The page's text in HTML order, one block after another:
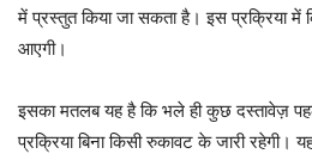
में प्रस्तुत किया जा सकता है। इस प्रक्रिया में
आएगी।
इसका मतलब यह है कि भले ही कुछ दस्तावेज़
प्रक्रिया बिना किसी रुकावट के जारी रहेगी।